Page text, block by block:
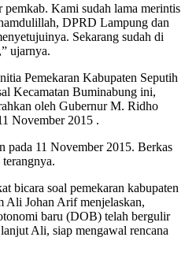
pemkab. Kami sudah lama merintis
DPRD Lampung dan
Sekarang sudah di
ujarnya.
Pemekaran Kabupaten Seputih
Kecamatan Buminabung ini,
oleh Gubernur M. Ridho
November 2015 .
pada 11 November 2015. Berkas
bicara soal pemekaran kabupaten
Ali Johan Arif menjelaskan,
baru (DOB) telah bergulir
Ali, siap mengawal rencana